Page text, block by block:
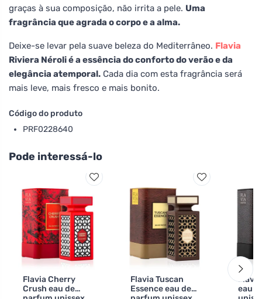
graças à sua composição, não irrita a pele. Uma
fragrância que agrada o corpo e a alma.
Deixe-se levar pela suave beleza do Mediterrâneo. Flavia
Riviera Néroli é a essência do conforto do verão e da
elegância atemporal. Cada dia com esta fragrância será
mais leve, mais fresco e mais bonito.
Código do produto
PRF0228640
Pode interessá-lo
Flavia Cherry
Crush eau de
Flavia Tuscan
Essence eau de
eau